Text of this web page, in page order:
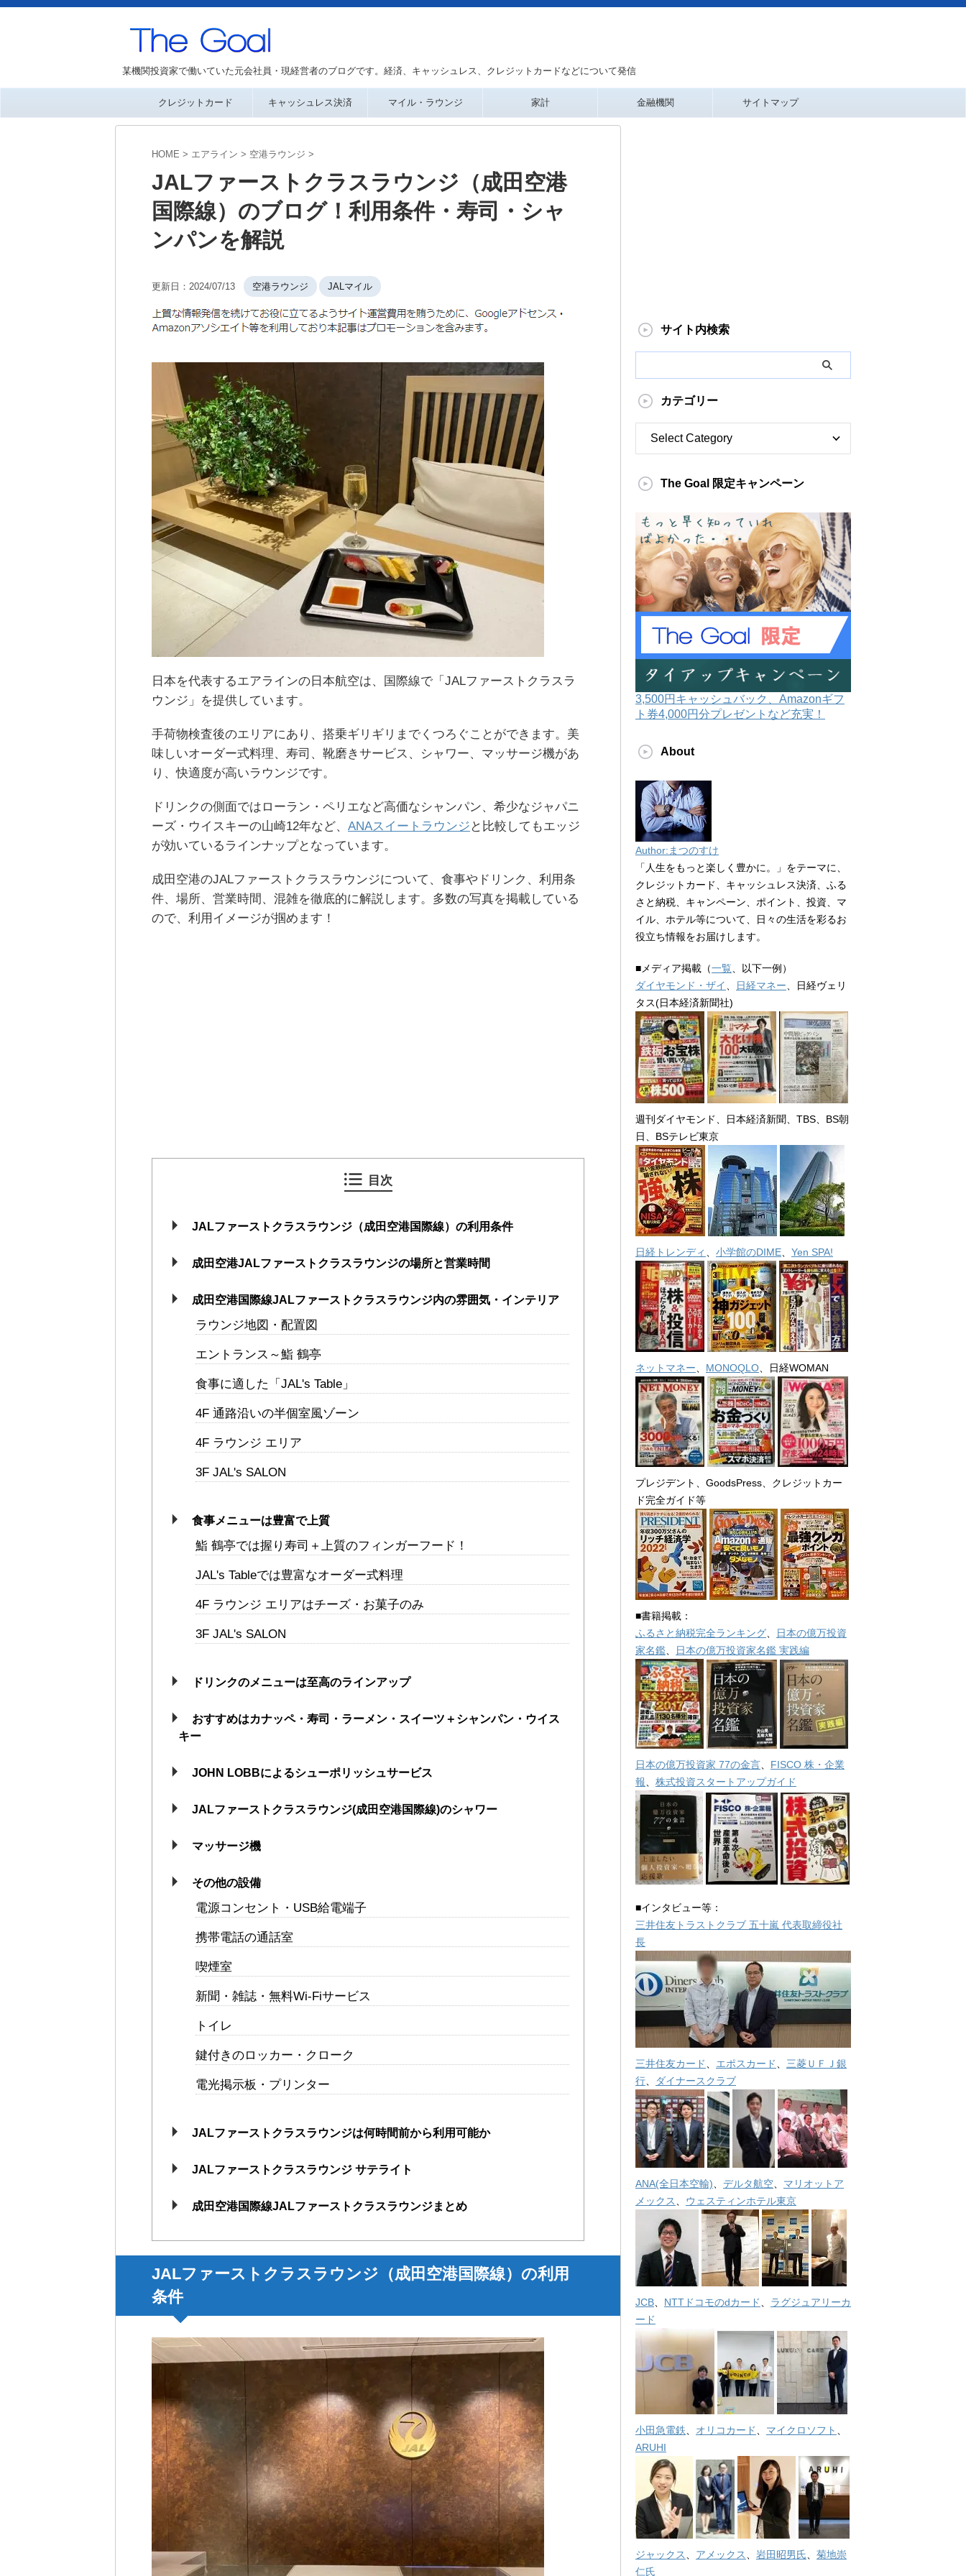
某機関投資家で働いていた元会社員・現経営者のブログです。経済、キャッシュレス、クレジットカードなどについて発信
クレジットカード キャッシュレス決済 マイル・ラウンジ 家計 金融機関 サイトマップ
HOME > エアライン > 空港ラウンジ >
JALファーストクラスラウンジ（成田空港
国際線）のブログ！利用条件・寿司・シャ
ンパンを解説
更新日： 2024/07/13 空港ラウンジ JALマイル
日本を代表するエアラインの日本航空は、国際線で「JALファーストクラスラ
ウンジ」を提供しています。
手荷物検査後のエリアにあり、搭乗ギリギリまでくつろぐことができます。美
味しいオーダー式料理、寿司、靴磨きサービス、シャワー、マッサージ機があ
り、快適度が高いラウンジです。
ドリンクの側面ではローラン・ペリエなど高価なシャンパン、希少なジャパニ
ーズ・ウイスキーの山崎12年など、 ANAスイートラウンジ と比較してもエッジ
が効いているラインナップとなっています。
成田空港のJALファーストクラスラウンジについて、食事やドリンク、利用条
件、場所、営業時間、混雑を徹底的に解説します。多数の写真を掲載している
ので、利用イメージが掴めます！
目次
JALファーストクラスラウンジ（成田空港国際線）の利用条件
成田空港JALファーストクラスラウンジの場所と営業時間
成田空港国際線JALファーストクラスラウンジ内の雰囲気・インテリア
ラウンジ地図・配置図
エントランス～鮨 鶴亭
食事に適した「JAL's Table」
4F 通路沿いの半個室風ゾーン
4F ラウンジ エリア
3F JAL's SALON
食事メニューは豊富で上質
鮨 鶴亭では握り寿司＋上質のフィンガーフード！
JAL's Tableでは豊富なオーダー式料理
4F ラウンジ エリアはチーズ・お菓子のみ
3F JAL's SALON
ドリンクのメニューは至高のラインアップ
おすすめはカナッペ・寿司・ラーメン・スイーツ＋シャンパン・ウイス
キー
JOHN LOBBによるシューポリッシュサービス
JALファーストクラスラウンジ(成田空港国際線)のシャワー
マッサージ機
その他の設備
電源コンセント・USB給電端子
携帯電話の通話室
喫煙室
新聞・雑誌・無料Wi-Fiサービス
トイレ
鍵付きのロッカー・クローク
電光掲示板・プリンター
JALファーストクラスラウンジは何時間前から利用可能か
JALファーストクラスラウンジ サテライト
成田空港国際線JALファーストクラスラウンジまとめ
JALファーストクラスラウンジ（成田空港国際線）の利用
条件
サイト内検索
カテゴリー
The Goal 限定キャンペーン
3,500円キャッシュバック、Amazonギフ
ト券4,000円分プレゼントなど充実！
About
Author:まつのすけ
「人生をもっと楽しく豊かに。」をテーマに、
クレジットカード、キャッシュレス決済、ふる
さと納税、キャンペーン、ポイント、投資、マ
イル、ホテル等について、日々の生活を彩るお
役立ち情報をお届けします。
■メディア掲載（一覧 、以下一例）
ダイヤモンド・ザイ
日経マネー 、日経ヴェリ
タス(日本経済新聞社)
週刊ダイヤモンド、日本経済新聞、TBS、BS朝
日、BSテレビ東京
日経トレンディ 小学館のDIME Yen SPA!
ネットマネー MONOQLO 、日経WOMAN
プレジデント、GoodsPress、クレジットカー
ド完全ガイド等
■書籍掲載：
ふるさと納税完全ランキング、
日本の億万投資
家名鑑、 日本の億万投資家名鑑 実践編
日本の億万投資家 77の金言、 FISCO 株・企業
報、 株式投資スタートアップガイド
■インタビュー等：
三井住友トラストクラブ 五十嵐 代表取締役社
長
三井住友カード エポスカード
三菱ＵＦＪ銀
行
ダイナースクラブ
ANA(全日本空輸) デルタ航空
マリオットア
メックス
ウェスティンホテル東京
JCB NTTドコモのdカード
ラグジュアリーカ
ード
小田急電鉄 オリコカード マイクロソフト
ARUHI
ジャックス アメックス 岩田昭男氏
菊地崇
仁氏